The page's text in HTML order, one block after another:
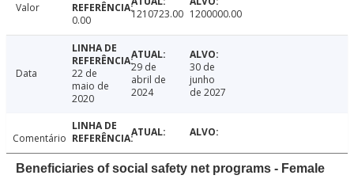
Valor
0.00
1210723.00 1200000.00
Data
22 de
maio de
2020
29 de
abril de
2024
30 de
junho
de 2027
Comentário
Beneficiaries of social safety net programs - Female